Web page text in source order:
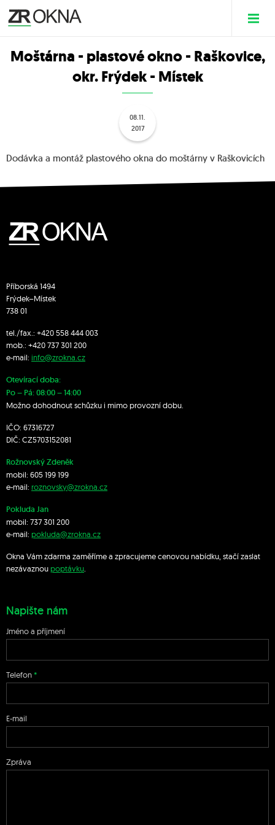
Moštárna - plastové okno - Raškovice,
okr. Frýdek - Místek
08.11.
2017
Dodávka a montáž plastového okna do moštárny v Raškovicích
Příborská 1494
Frýdek–Místek
738 01
tel./fax.: +420 558 444 003
mob.: +420 737 301 200
e-mail: info@zrokna.cz
Otevírací doba:
Po – Pá: 08:00 – 14:00
Možno dohodnout schůzku i mimo provozní dobu.
IČO: 67316727
DIČ: CZ5703152081
Rožnovský Zdeněk
mobil: 605 199 199
e-mail: roznovsky@zrokna.cz
Pokluda Jan
mobil: 737 301 200
e-mail: pokluda@zrokna.cz
Okna Vám zdarma zaměříme a zpracujeme cenovou nabídku, stačí zaslat
nezávaznoupoptávku
Napište nám
Jméno a příjmení
Telefon
E-mail
Zpráva